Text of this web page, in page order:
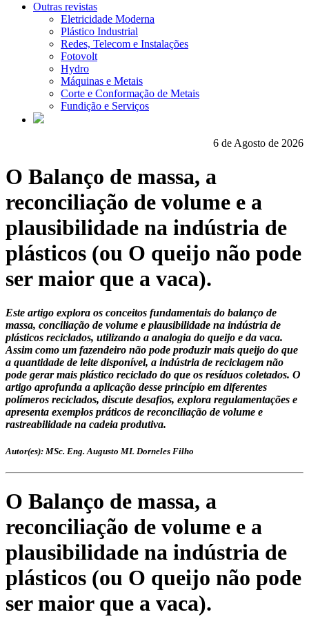
Outras revistas
Eletricidade Moderna
Plástico Industrial
Redes, Telecom e Instalações
Fotovolt
Hydro
Máquinas e Metais
Corte e Conformação de Metais
Fundição e Serviços
6 de Agosto de 2026
O Balanço de massa, a
reconciliação de volume e a
plausibilidade na indústria de
plásticos (ou O queijo não pode
ser maior que a vaca).
Este artigo explora os conceitos fundamentais do balanço de
massa, conciliação de volume e plausibilidade na indústria de
plásticos reciclados, utilizando a analogia do queijo e da vaca.
Assim como um fazendeiro não pode produzir mais queijo do que
a quantidade de leite disponível, a indústria de reciclagem não
pode gerar mais plástico reciclado do que os resíduos coletados. O
artigo aprofunda a aplicação desse princípio em diferentes
polímeros reciclados, discute desafios, explora regulamentações e
apresenta exemplos práticos de reconciliação de volume e
rastreabilidade na cadeia produtiva.
Autor(es): MSc. Eng. Augusto ML Dorneles Filho
O Balanço de massa, a
reconciliação de volume e a
plausibilidade na indústria de
plásticos (ou O queijo não pode
ser maior que a vaca).